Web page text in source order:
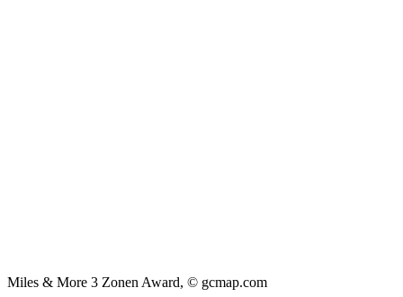
Miles & More 3 Zonen Award, © gcmap.com